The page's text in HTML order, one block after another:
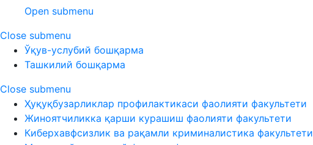
Open submenu
Close submenu
Ўқув-услубий бошқарма
Ташкилий бошқарма
Close submenu
Ҳуқуқбузарликлар профилактикаси фаолияти факультети
Жиноятчиликка қарши курашиш фаолияти факультети
Киберхавфсизлик ва рақамли криминалистика факультети